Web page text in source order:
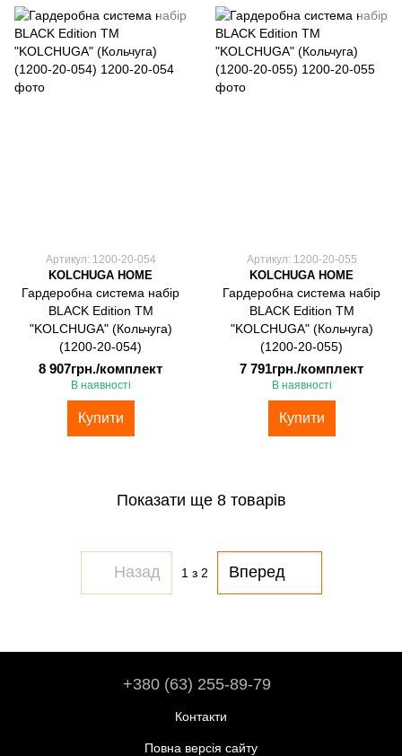
Артикул: 1200-20-054
KOLCHUGA HOME
Гардеробна система набір
BLACK Edition ТМ
"KOLCHUGA" (Кольчуга)
(1200-20-054)
8 907грн./комплект
В наявності
Купити
Артикул: 1200-20-055
KOLCHUGA HOME
Гардеробна система набір
BLACK Edition ТМ
"KOLCHUGA" (Кольчуга)
(1200-20-055)
7 791грн./комплект
В наявності
Купити
Показати ще 8 товарів
Назад 1 з 2 Вперед
+380 (63) 255-89-79
Контакти
Повна версія сайту